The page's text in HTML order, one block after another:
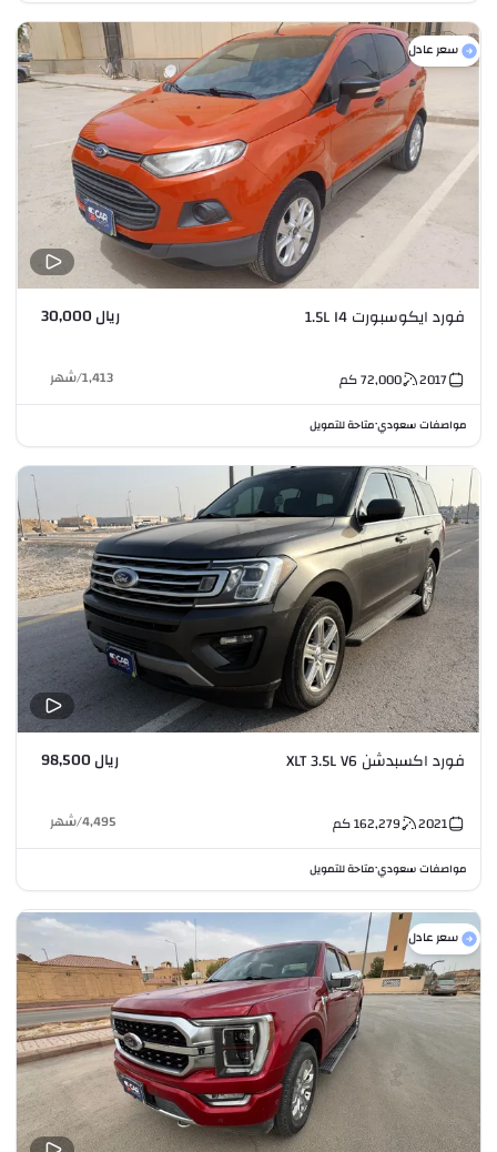
سعر عادل
فورد ايكوسبورت 1.5L I4 ريال 30,000
2017
72,000كم 1,413
/شهر
مواصفات سعودي•متاحة للتمويل
فورد اكسبدشن XLT 3.5L V6 ريال 98,500
2021
162,279كم 4,495
/شهر
مواصفات سعودي•متاحة للتمويل
سعر عادل